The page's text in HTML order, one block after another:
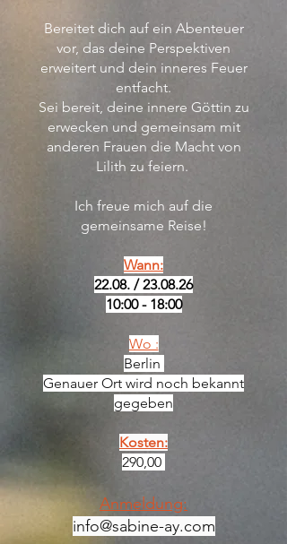
Bereitet dich auf ein Abenteuer
vor, das deine Perspektiven
erweitert und dein inneres Feuer
entfacht.
Sei bereit, deine innere Göttin zu
erwecken und gemeinsam mit
anderen Frauen die Macht von
Lilith zu feiern.
Ich freue mich auf die
gemeinsame Reise!
Wann:
22.08. / 23.08.26
10:00 - 18:00
Wo :
Berlin
Genauer Ort wird noch bekannt
gegeben
Kosten:
290,00
Anmeldung:
info@sabine-ay.com